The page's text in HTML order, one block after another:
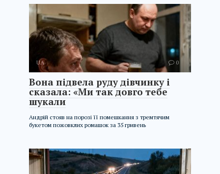
UA 0
Вона підвела руду дівчинку і
сказала: «Ми так довго тебе
шукали
Андрій стояв на порозі її помешкання з тремтячим
букетом пожовклих ромашок за 35 гривень